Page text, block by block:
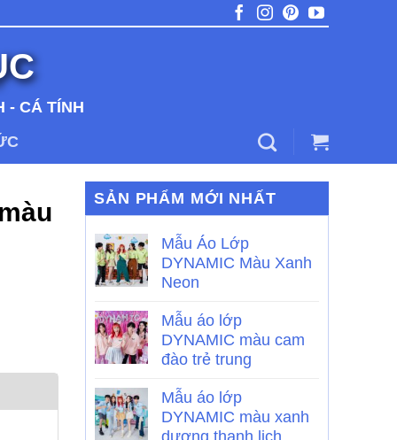
- CÁ TÍNH
SẢN PHẨM MỚI NHẤT
Mẫu Áo Lớp
DYNAMIC Màu Xanh
Neon
Mẫu áo lớp
DYNAMIC màu cam
đào trẻ trung
Mẫu áo lớp
DYNAMIC màu xanh
dương thanh lịch